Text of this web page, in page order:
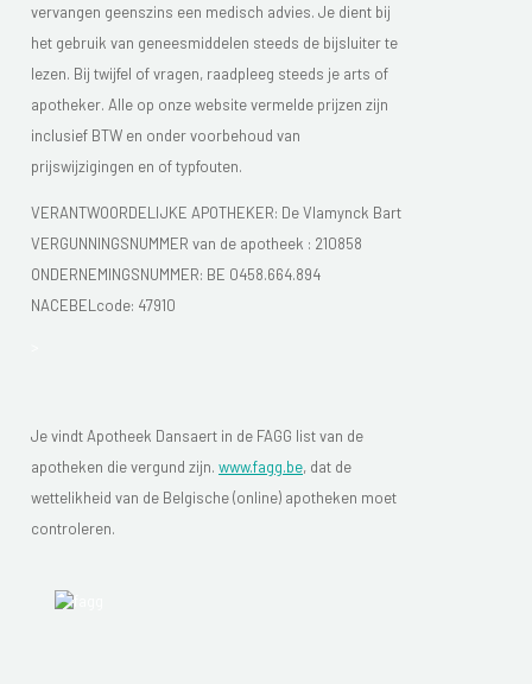
vervangen geenszins een medisch advies. Je dient bij
het gebruik van geneesmiddelen steeds de bijsluiter te
lezen. Bij twijfel of vragen, raadpleeg steeds je arts of
apotheker. Alle op onze website vermelde prijzen zijn
inclusief BTW en onder voorbehoud van
prijswijzigingen en of typfouten.
VERANTWOORDELIJKE APOTHEKER: De Vlamynck Bart
VERGUNNINGSNUMMER van de apotheek : 210858
ONDERNEMINGSNUMMER: BE 0458.664.894
NACEBELcode: 47910
Je vindt Apotheek Dansaert in de FAGG list van de
apotheken die vergund zijn. www.fagg.be, dat de
wettelikheid van de Belgische (online) apotheken moet
controleren.